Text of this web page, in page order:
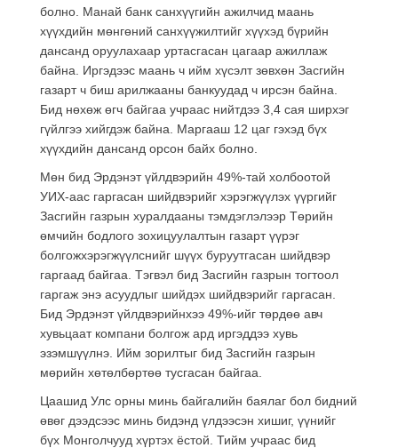
болно. Манай банк санхүүгийн ажилчид маань
хүүхдийн мөнгөний санхүүжилтийг хүүхэд бүрийн
дансанд оруулахаар уртасгасан цагаар ажиллаж
байна. Иргэдээс маань ч ийм хүсэлт зөвхөн Засгийн
газарт ч биш арилжааны банкуудад ч ирсэн байна.
Бид нөхөж өгч байгаа учраас нийтдээ 3,4 сая ширхэг
гүйлгээ хийгдэж байна. Маргааш 12 цаг гэхэд бүх
хүүхдийн дансанд орсон байх болно.
Мөн бид Эрдэнэт үйлдвэрийн 49%-тай холбоотой
УИХ-аас гаргасан шийдвэрийг хэрэгжүүлэх үүргийг
Засгийн газрын хуралдааны тэмдэглэлээр Төрийн
өмчийн бодлого зохицуулалтын газарт үүрэг
болгожхэрэгжүүлснийг шүүх буруутгасан шийдвэр
гаргаад байгаа. Тэгвэл бид Засгийн газрын тогтоол
гаргаж энэ асуудлыг шийдэх шийдвэрийг гаргасан.
Бид Эрдэнэт үйлдвэрийнхээ 49%-ийг төрдөө авч
хувьцаат компани болгож ард иргэддээ хувь
эзэмшүүлнэ. Ийм зорилтыг бид Засгийн газрын
мөрийн хөтөлбөртөө тусгасан байгаа.
Цаашид Улс орны минь байгалийн баялаг бол бидний
өвөг дээдсээс минь бидэнд үлдээсэн хишиг, үүнийг
бүх Монголчууд хүртэх ёстой. Тийм учраас бид